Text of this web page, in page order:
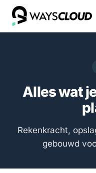
Alles wat
Rekenkracht,
gebouwd